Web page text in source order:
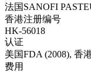
法国SANOFI
香港注册编号
HK-56018
认证
美国FDA (2008), 香
费用